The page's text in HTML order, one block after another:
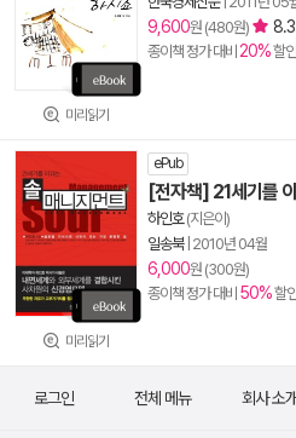
미리읽기
9,600원 (480원) 8.3
종이책 정가 대비 20%할인
미리읽기
ePub
[전자책] 21세기를
하인호(지은이)
일송북| 2010년 04월
6,000원 (300원)
종이책 정가 대비 50%할
로그인 전체 메뉴 회사 소개